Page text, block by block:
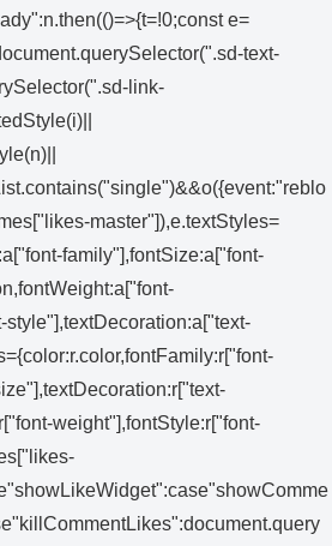
e=
text-
link-
master"]),e.textStyles=
family"],fontSize:a["font-
weight"],fontStyle:r["font-